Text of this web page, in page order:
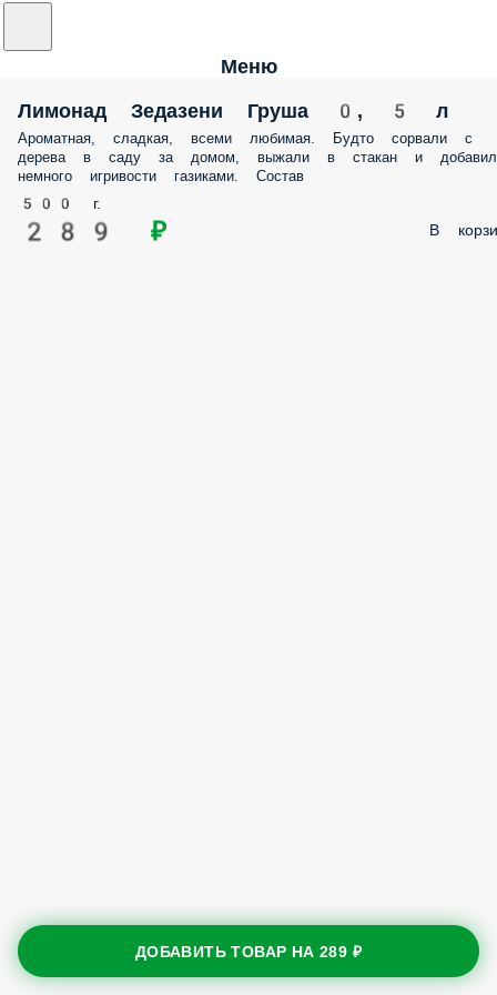
Меню
Лимонад Зедазени Груша 0, 5 л
Ароматная, сладкая, всеми любимая. Будто сорвали с
дерева в саду за домом, выжали в стакан и
немного игривости газиками. Состав
500 г.
289 ₽ В
ДОБАВИТЬ ТОВАР НА289 ₽